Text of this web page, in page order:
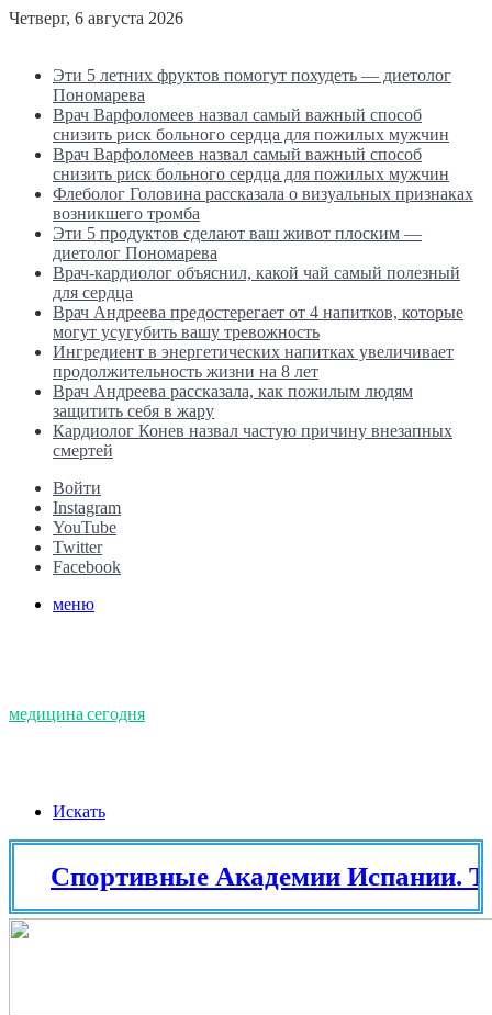
Четверг, 6 августа 2026
Эти 5 летних фруктов помогут похудеть — диетолог
Пономарева
Врач Варфоломеев назвал самый важный способ
снизить риск больного сердца для пожилых мужчин
Врач Варфоломеев назвал самый важный способ
снизить риск больного сердца для пожилых мужчин
Флеболог Головина рассказала о визуальных признаках
возникшего тромба
Эти 5 продуктов сделают ваш живот плоским —
диетолог Пономарева
Врач-кардиолог объяснил, какой чай самый полезный
для сердца
Врач Андреева предостерегает от 4 напитков, которые
могут усугубить вашу тревожность
Ингредиент в энергетических напитках увеличивает
продолжительность жизни на 8 лет
Врач Андреева рассказала, как пожилым людям
защитить себя в жару
Кардиолог Конев назвал частую причину внезапных
смертей
Войти
Instagram
YouTube
Twitter
Facebook
меню
медицина сегодня
Искать
Академии Испании.